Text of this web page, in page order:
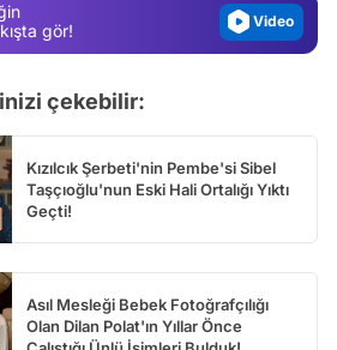
gör!
Video
çekebilir:
Kızılcık Şerbeti'nin Pembe'si Sibel
Taşçıoğlu'nun Eski Hali Ortalığı Yıktı
Geçti!
Asıl Mesleği Bebek Fotoğrafçılığı
Olan Dilan Polat'ın Yıllar Önce